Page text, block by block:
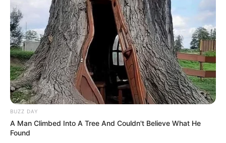
Als Highlight bei Partys oder
Familienessen
Für unterwegs oder als Büro-Snack
Als gesunde, ausgewogene Mahlzeit mit
viel Gemüse und Eiweiß
BUZZ DAY
A Man Climbed Into A Tree And Couldn't Believe What He
Found